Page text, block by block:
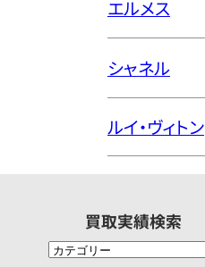
エルメス
シャネル
ルイ・ヴィトン
買取実績検索